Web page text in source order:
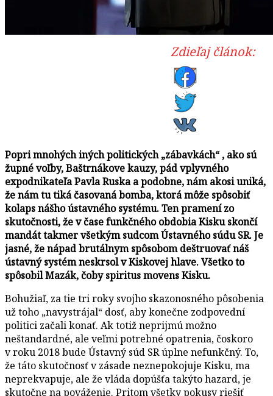
Zdieľaj článok:
Popri mnohých iných politických „zábavkách“ , ako sú
župné voľby, Baštrnákove kauzy, pád vplyvného
expodnikateľa Pavla Ruska a podobne, nám akosi uniká,
že nám tu tiká časovaná bomba, ktorá môže spôsobiť
kolaps nášho ústavného systému. Ten pramení zo
skutočnosti, že v čase funkčného obdobia Kisku skončí
mandát takmer všetkým sudcom Ústavného súdu SR. Je
jasné, že nápad brutálnym spôsobom deštruovať náš
ústavný systém neskrsol v Kiskovej hlave. Všetko to
spôsobil Mazák, čoby spiritus movens Kisku.
Bohužiaľ, za tie tri roky svojho skazonosného pôsobenia
už toho „navystrájal“ dosť, aby konečne zodpovední
politici začali konať. Ak totiž neprijmú možno
neštandardné, ale veľmi potrebné opatrenia, čoskoro
v roku 2018 bude Ústavný súd SR úplne nefunkčný. To,
že táto skutočnosť v zásade neznepokojuje Kisku, ma
neprekvapuje, ale že vláda dopúšťa takýto hazard, je
skutočne na pováženie. Pritom všetky pokusy riešiť